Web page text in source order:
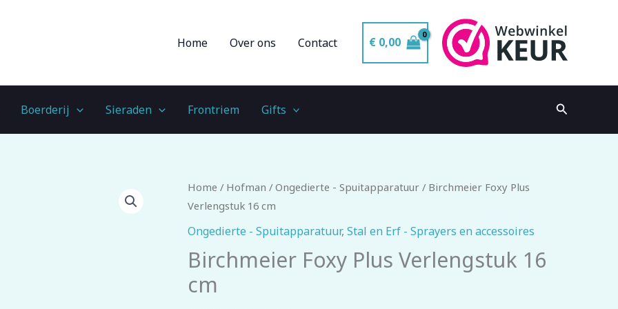
Home Over ons Contact € 0,00
Boerderij Sieraden Frontriem Gifts Zoeken
Home / Hofman / Ongedierte - Spuitapparatuur / Birchmeier Foxy Plus
Verlengstuk 16 cm
Ongedierte - Spuitapparatuur, Stal en Erf - Sprayers en accessoires
Birchmeier Foxy Plus Verlengstuk 16
cm
Birchmeier
Foxy
Plus
Verlengstuk
16
cm